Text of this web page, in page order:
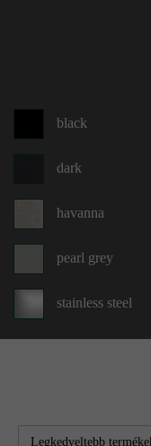
black
dark
havanna
pearl grey
stainless steel
bazalt árnyalt